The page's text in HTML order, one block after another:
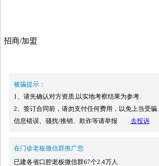
招商/加盟
被骗提示：
1、请先确认对方资质,以实地考察结果为参考.
2、签订合同前，请勿支付任何费用，以免上当受骗.
信息错误、骚扰/推销、欺诈等请举报
去投诉
在门诊老板微信群推广您
已建各省口腔老板微信群67个2.4万人